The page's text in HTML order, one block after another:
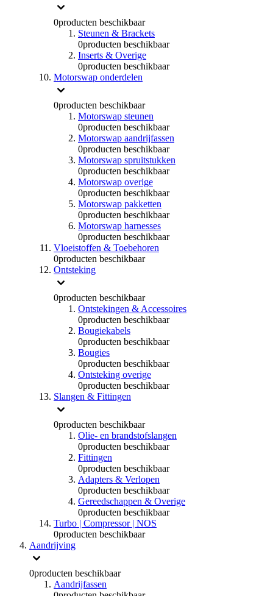
0producten beschikbaar
Steunen & Brackets
0producten beschikbaar
Inserts & Overige
0producten beschikbaar
Motorswap onderdelen
0producten beschikbaar
Motorswap steunen
0producten beschikbaar
Motorswap aandrijfassen
0producten beschikbaar
Motorswap spruitstukken
0producten beschikbaar
Motorswap overige
0producten beschikbaar
Motorswap pakketten
0producten beschikbaar
Motorswap harnesses
0producten beschikbaar
Vloeistoffen & Toebehoren
0producten beschikbaar
Ontsteking
0producten beschikbaar
Ontstekingen & Accessoires
0producten beschikbaar
Bougiekabels
0producten beschikbaar
Bougies
0producten beschikbaar
Ontsteking overige
0producten beschikbaar
Slangen & Fittingen
0producten beschikbaar
Olie- en brandstofslangen
0producten beschikbaar
Fittingen
0producten beschikbaar
Adapters & Verlopen
0producten beschikbaar
Gereedschappen & Overige
0producten beschikbaar
Turbo | Compressor | NOS
0producten beschikbaar
Aandrijving
0producten beschikbaar
Aandrijfassen